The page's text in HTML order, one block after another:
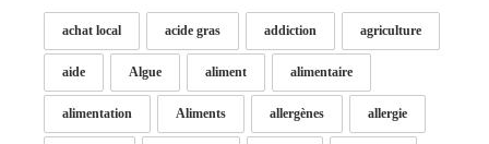
achat local acide gras addiction agriculture
aide Algue aliment alimentaire
alimentation Aliments allergènes allergie